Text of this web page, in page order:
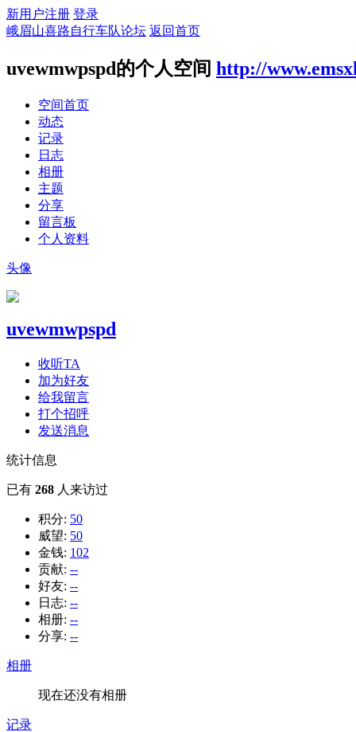
新用户注册 登录
峨眉山喜路自行车队论坛 返回首页
uvewmwpspd的个人空间 http://
空间首页
动态
记录
日志
相册
主题
分享
留言板
个人资料
头像
uvewmwpspd
收听TA
加为好友
给我留言
打个招呼
发送消息
统计信息
已有 268 人来访过
积分: 50
威望: 50
金钱: 102
贡献: --
好友: --
日志: --
相册: --
分享: --
相册
现在还没有相册
记录